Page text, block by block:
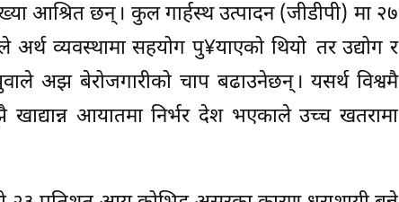
आश्रित छन् । कुल गार्हस्थ उत्पादन (जीडीपी) मा २७
अर्थ व्यवस्थामा सहयोग पु¥याएको थियो तर उद्योग र
अझ बेरोजगारीको चाप बढाउनेछन् । यसर्थ विश्वमै
आयातमा निर्भर देश भएकाले उच्च खतरामा